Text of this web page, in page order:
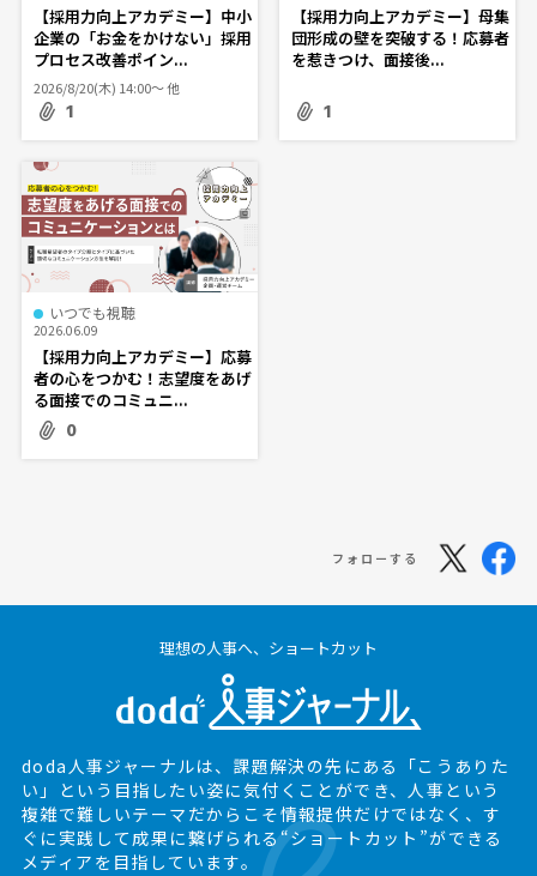
【採用力向上アカデミー】中小
企業の「お金をかけない」採用
プロセス改善ポイン...
2026/8/20(木) 14:00〜 他
1
【採用力向上アカデミー】母集
団形成の壁を突破する！応募者
を惹きつけ、面接後...
1
いつでも視聴
2026.06.09
【採用力向上アカデミー】応募
者の心をつかむ！志望度をあげ
る面接でのコミュニ...
0
フォローする
理想の人事へ、ショートカット
doda人事ジャーナルは、課題解決の先にある
「こうありた
い」という目指したい姿に気付くことができ、人事という
複雑で難しいテーマだからこそ情報提供だけではなく、 す
ぐに実践して成果に繋げられる“ショートカット”ができる
メディアを目指しています。